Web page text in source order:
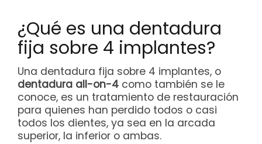
¿Qué es una dentadura
fija sobre 4 implantes?
Una dentadura fija sobre 4 implantes, o
dentadura all-on-4 como también se le
conoce, es un tratamiento de restauración
para quienes han perdido todos o casi
todos los dientes, ya sea en la arcada
superior, la inferior o ambas.